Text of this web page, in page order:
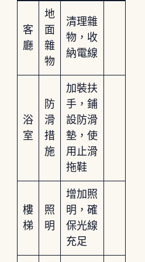
客
廳
地
面
雜
物
清理雜
物，收
納電線
浴
室
防
滑
措
施
加裝扶
手，鋪
設防滑
墊，使
用止滑
拖鞋
樓
梯
照
明
增加照
明，確
保光線
充足